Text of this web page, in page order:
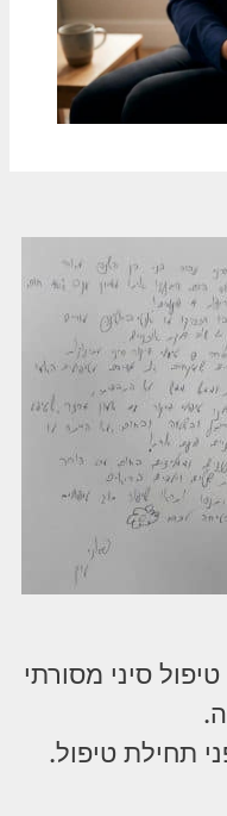
סיני מסורתי
תחילת טיפול.